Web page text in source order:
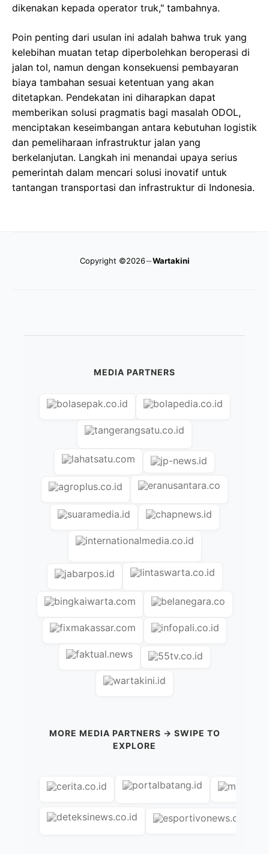
dikenakan kepada operator truk," tambahnya.
Poin penting dari usulan ini adalah bahwa truk yang
kelebihan muatan tetap diperbolehkan beroperasi di
jalan tol, namun dengan konsekuensi pembayaran
biaya tambahan sesuai ketentuan yang akan
ditetapkan. Pendekatan ini diharapkan dapat
memberikan solusi pragmatis bagi masalah ODOL,
menciptakan keseimbangan antara kebutuhan logistik
dan pemeliharaan infrastruktur jalan yang
berkelanjutan. Langkah ini menandai upaya serius
pemerintah dalam mencari solusi inovatif untuk
tantangan transportasi dan infrastruktur di Indonesia.
Copyright ©2026 Wartakini
MEDIA PARTNERS
MORE MEDIA PARTNERS → SWIPE TO
EXPLORE